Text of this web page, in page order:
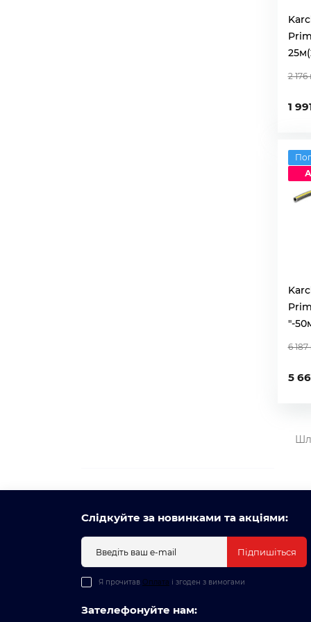
2 176
1
"-
6 187
5
Слідкуйте за новинками та акціями:
Підпишіться
Я прочитав Оплата і згоден з вимогами
Зателефонуйте нам: